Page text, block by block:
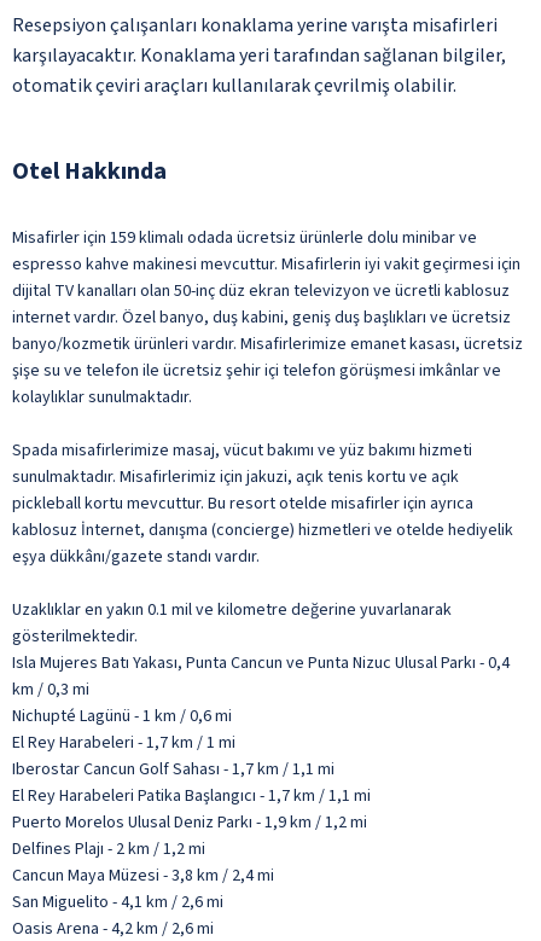
Resepsiyon çalışanları konaklama yerine varışta misafirleri
karşılayacaktır. Konaklama yeri tarafından sağlanan bilgiler,
otomatik çeviri araçları kullanılarak çevrilmiş olabilir.
Otel Hakkında
Misafirler için 159 klimalı odada ücretsiz ürünlerle dolu minibar ve
espresso kahve makinesi mevcuttur. Misafirlerin iyi vakit geçirmesi için
dijital TV kanalları olan 50-inç düz ekran televizyon ve ücretli kablosuz
internet vardır. Özel banyo, duş kabini, geniş duş başlıkları ve ücretsiz
banyo/kozmetik ürünleri vardır. Misafirlerimize emanet kasası, ücretsiz
şişe su ve telefon ile ücretsiz şehir içi telefon görüşmesi imkânlar ve
kolaylıklar sunulmaktadır.
Spada misafirlerimize masaj, vücut bakımı ve yüz bakımı hizmeti
sunulmaktadır. Misafirlerimiz için jakuzi, açık tenis kortu ve açık
pickleball kortu mevcuttur. Bu resort otelde misafirler için ayrıca
kablosuz İnternet, danışma (concierge) hizmetleri ve otelde hediyelik
eşya dükkânı/gazete standı vardır.
Uzaklıklar en yakın 0.1 mil ve kilometre değerine yuvarlanarak
gösterilmektedir.
Isla Mujeres Batı Yakası, Punta Cancun ve Punta Nizuc Ulusal Parkı - 0,4
km / 0,3 mi
Nichupté Lagünü - 1 km / 0,6 mi
El Rey Harabeleri - 1,7 km / 1 mi
Iberostar Cancun Golf Sahası - 1,7 km / 1,1 mi
El Rey Harabeleri Patika Başlangıcı - 1,7 km / 1,1 mi
Puerto Morelos Ulusal Deniz Parkı - 1,9 km / 1,2 mi
Delfines Plajı - 2 km / 1,2 mi
Cancun Maya Müzesi - 3,8 km / 2,4 mi
San Miguelito - 4,1 km / 2,6 mi
Oasis Arena - 4,2 km / 2,6 mi